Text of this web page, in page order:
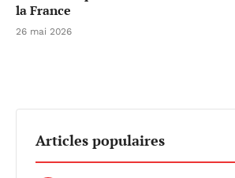
la France
26 mai 2026
Articles populaires